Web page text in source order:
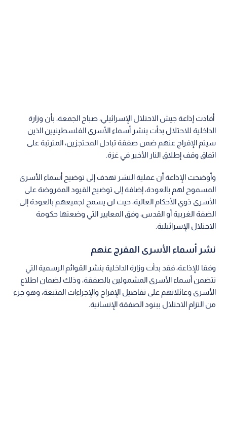
أفادت إذاعة جيش الاحتلال الإسرائيلي، صباح الجمعة، بأن وزارة
الداخلية للاحتلال بدأت بنشر أسماء الأسرى الفلسطينيين الذين
سيتم الإفراج عنهم ضمن صفقة تبادل المحتجزين، المترتبة على
اتفاق وقف إطلاق النار الأخير في غزة.
وأوضحت الإذاعة أن عملية النشر تهدف إلى توضيح أسماء الأسرى
المسموح لهم بالعودة، إضافة إلى توضيح القيود المفروضة على
الأسرى ذوي الأحكام العالية، حيث لن يسمح لجميعهم بالعودة إلى
الضفة الغربية أو القدس، وفق المعايير التي وضعتها حكومة
الاحتلال الإسرائيلية.
نشر أسماء الأسرى المفرج عنهم
وفقا للإذاعة، فقد بدأت وزارة الداخلية بنشر القوائم الرسمية التي
تتضمن أسماء الأسرى المشمولين بالصفقة، وذلك لضمان اطلاع
الأسرى وعائلاتهم على تفاصيل الإفراج والإجراءات المتبعة، وهو جزء
من التزام الاحتلال ببنود الصفقة الإنسانية.